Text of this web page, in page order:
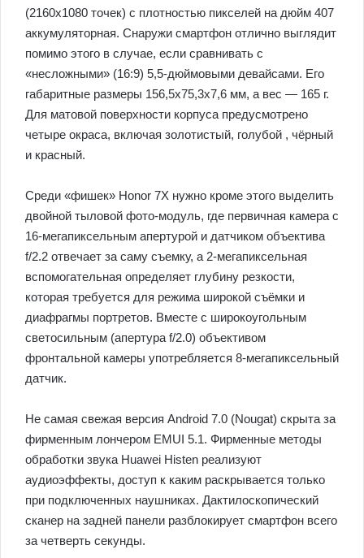
(2160х1080 точек) с плотностью пикселей на дюйм 407
аккумуляторная. Снаружи смартфон отлично выглядит
помимо этого в случае, если сравнивать с
«несложными» (16:9) 5,5-дюймовыми девайсами. Его
габаритные размеры 156,5х75,3х7,6 мм, а вес — 165 г.
Для матовой поверхности корпуса предусмотрено
четыре окраса, включая золотистый, голубой , чёрный
и красный.
Среди «фишек» Honor 7Х нужно кроме этого выделить
двойной тыловой фото-модуль, где первичная камера с
16-мегапиксельным апертурой и датчиком объектива
f/2.2 отвечает за саму съемку, а 2-мегапиксельная
вспомогательная определяет глубину резкости,
которая требуется для режима широкой съёмки и
диафрагмы портретов. Вместе с широкоугольным
светосильным (апертура f/2.0) объективом
фронтальной камеры употребляется 8-мегапиксельный
датчик.
Не самая свежая версия Android 7.0 (Nougat) скрыта за
фирменным лончером EMUI 5.1. Фирменные методы
обработки звука Huawei Histen реализуют
аудиоэффекты, доступ к каким раскрывается только
при подключенных наушниках. Дактилоскопический
сканер на задней панели разблокирует смартфон всего
за четверть секунды.